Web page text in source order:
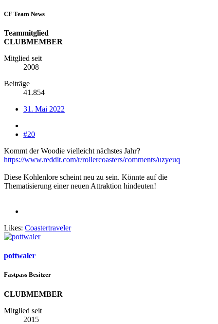
CF Team News
Teammitglied
CLUBMEMBER
Mitglied seit
2008
Beiträge
41.854
31. Mai 2022
#20
Kommt der Woodie vielleicht nächstes Jahr?
https://www.reddit.com/r/rollercoasters/comments/uzyeuq
Diese Kohlenlore scheint neu zu sein. Könnte auf die
Thematisierung einer neuen Attraktion hindeuten!
Likes: Coastertraveler
pottwaler
Fastpass Besitzer
CLUBMEMBER
Mitglied seit
2015